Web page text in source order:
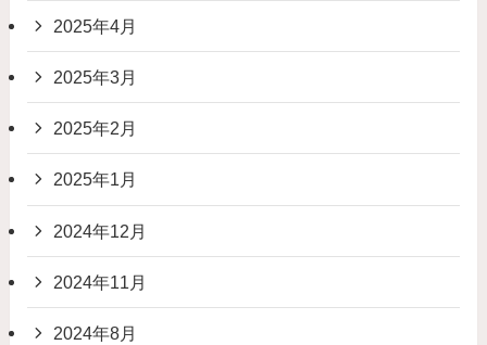
2025年4月
2025年3月
2025年2月
2025年1月
2024年12月
2024年11月
2024年8月